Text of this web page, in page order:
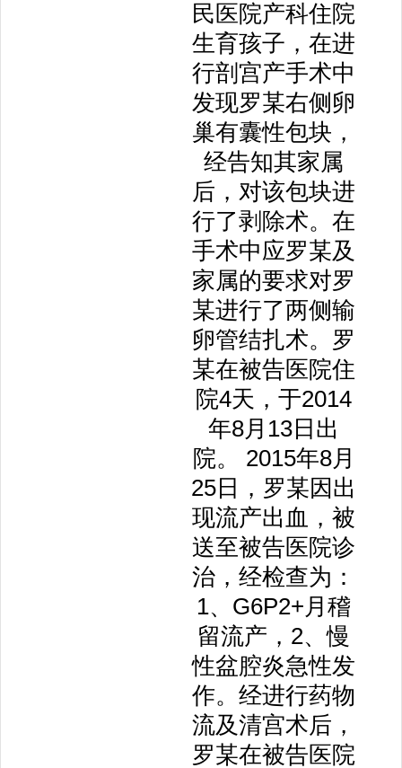
民医院产科住院
生育孩子，在进
行剖宫产手术中
发现罗某右侧卵
巢有囊性包块，
经告知其家属
后，对该包块进
行了剥除术。在
手术中应罗某及
家属的要求对罗
某进行了两侧输
卵管结扎术。罗
某在被告医院住
院4天，于2014
年8月13日出
院。 2015年8月
25日，罗某因出
现流产出血，被
送至被告医院诊
治，经检查为：
1、G6P2+月稽
留流产，2、慢
性盆腔炎急性发
作。经进行药物
流及清宫术后，
罗某在被告医院